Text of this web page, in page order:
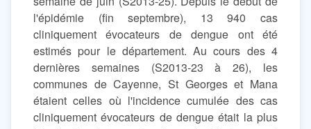
l'épidémie (fin septembre), 13 940 cas
cliniquement évocateurs de dengue ont été
estimés pour le département. Au cours des 4
dernières semaines (S2013-23 à 26), les
communes de Cayenne, St Georges et Mana
étaient celles où l'incidence cumulée des cas
cliniquement évocateurs de dengue était la plus